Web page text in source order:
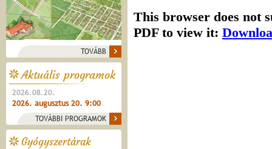
TOVÁBB
Aktuális programok
2026.08.20.
2026. augusztus 20. 9:00
TOVÁBBI PROGRAMOK
Gyógyszertárak